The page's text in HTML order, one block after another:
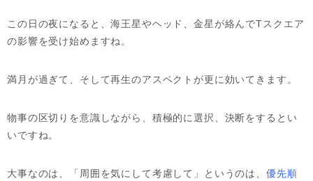
この日の夜になると、海王星やヘッド、金星が絡んでTスクエア
の影響を受け始めますね。
満月が過ぎて、そして再生のアスペクトが更に効いてきます。
物事の区切りを意識しながら、積極的に選択、決断をするとい
いですね。
大事なのは、「周囲を気にして考慮して」というのは、 優先順